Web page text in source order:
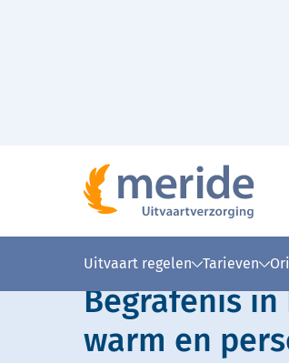
Uitvaart regelen Tarieven
Lees voor Uitleg
Begrafenis
warm en